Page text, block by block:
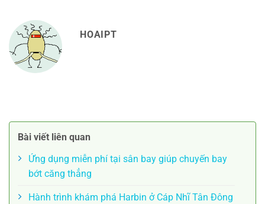
HOAIPT
Bài viết liên quan
Ứng dụng miễn phí tại sân bay giúp chuyến bay
bớt căng thẳng
Hành trình khám phá Harbin ở Cáp Nhĩ Tân Đông